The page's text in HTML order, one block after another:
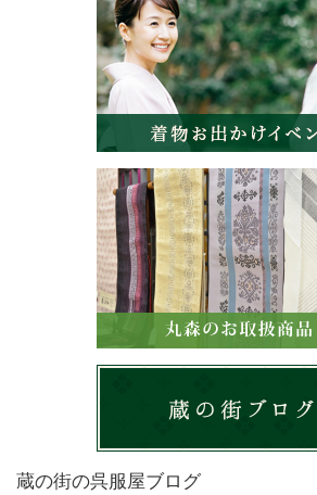
蔵の街の呉服屋ブログ